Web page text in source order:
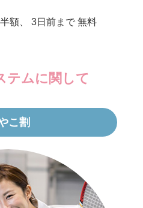
額、 3日前まで 無料
テムに関して
こ割